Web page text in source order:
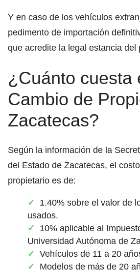
Y en caso de los vehículos
pedimento de importación
que acredite la legal estancia del
¿Cuánto cuesta
Cambio de
Zacatecas?
Según la información de la
del Estado de Zacatecas, el
propietario es de:
1.40% sobre el valor de
usados.
10% aplicable al
Universidad Autónoma de
Vehículos de 11 a 20
Modelos de más de 20